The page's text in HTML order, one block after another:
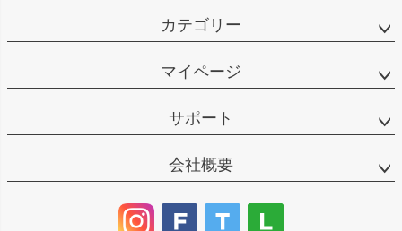
カテゴリー
マイページ
サポート
会社概要